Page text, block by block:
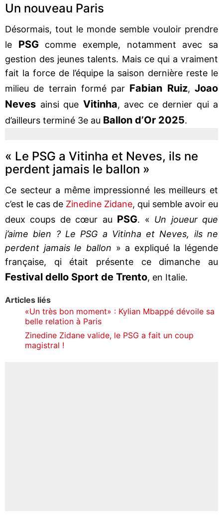
Un nouveau Paris
Désormais, tout le monde semble vouloir prendre
le PSG
comme exemple, notamment avec sa
gestion des jeunes talents. Mais ce qui a vraiment
fait la force de l’équipe la saison dernière reste le
milieu de terrain formé par Fabian Ruiz,Joao
Neves ainsi que Vitinha, avec ce dernier qui a
d’ailleurs terminé 3e au Ballon d’Or 2025.
« Le PSG a Vitinha et Neves, ils ne
perdent jamais le ballon »
Ce secteur a même impressionné les meilleurs et
c’est le cas de Zinedine Zidane, qui semble avoir eu
deux coups de cœur au PSG. « Un joueur que
j’aime bien ? Le PSG a Vitinha et Neves, ils ne
perdent jamais le ballon » a expliqué la légende
française, qi était présente ce dimanche au
Festival dello Sport de Trento, en Italie.
Articles liés
«Un très bon moment» : Kylian Mbappé dévoile sa
belle relation à Paris
Zinedine Zidane valide, le PSG a fait un coup
magistral !